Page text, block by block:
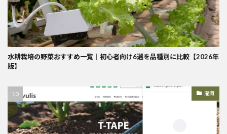
水耕栽培の野菜おすすめ一覧｜初心者向け6選を品種別に比較【2026年
版】
灌漑